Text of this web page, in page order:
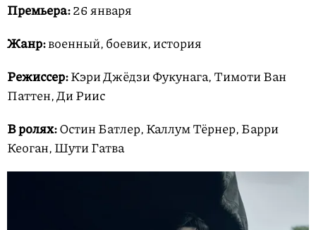
Премьера:26 января
Жанр:военный, боевик, история
Режиссер:Кэри Джёдзи Фукунага, Тимоти Ван
Паттен, Ди Риис
В ролях:Остин Батлер, Каллум Тёрнер, Барри
Кеоган, Шути Гатва